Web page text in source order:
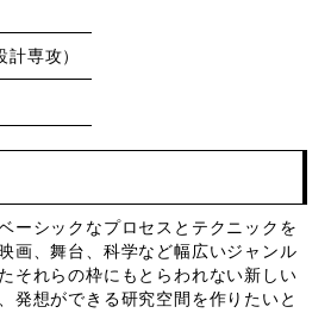
専攻）
ーシックなプロセスとテクニックを
画、舞台、科学など幅広いジャンル
それらの枠にもとらわれない新しい
発想ができる研究空間を作りたいと